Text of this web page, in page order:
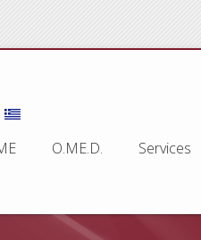
O.ME.D. Services